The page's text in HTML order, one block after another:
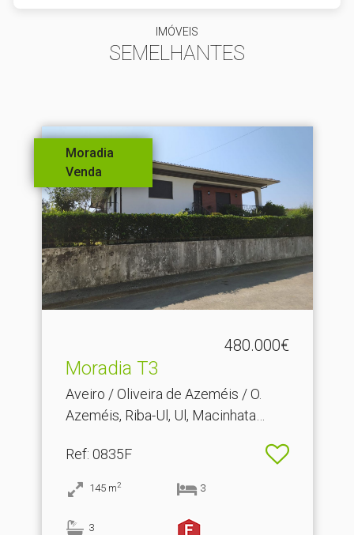
IMÓVEIS
SEMELHANTES
Moradia
Venda
480.000€
Moradia T3
Aveiro / Oliveira de Azeméis / O.
Azeméis, Riba-Ul, Ul, Macinhata
Ref: 0835F
145 m2 3
3